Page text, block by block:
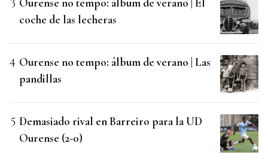
Ourense no tempo: álbum de verano | El
coche de las lecheras
Ourense no tempo: álbum de verano | Las
pandillas
Demasiado rival en Barreiro para la UD
Ourense (2-0)